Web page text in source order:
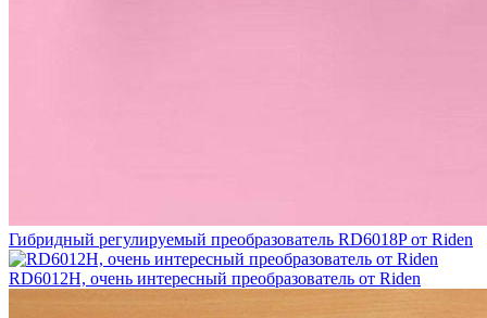
Гибридный регулируемый преобразователь RD6018P от Riden
RD6012H, очень интересный преобразователь от Riden